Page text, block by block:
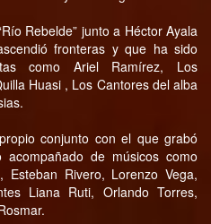
Rebelde” junto a Héctor Ayala
fronteras y que ha sido
como Ariel Ramírez, Los
Huasi , Los Cantores del alba
conjunto con el que grabó
de músicos como
Esteban Rivero, Lorenzo Vega,
Liana Ruti, Orlando Torres,